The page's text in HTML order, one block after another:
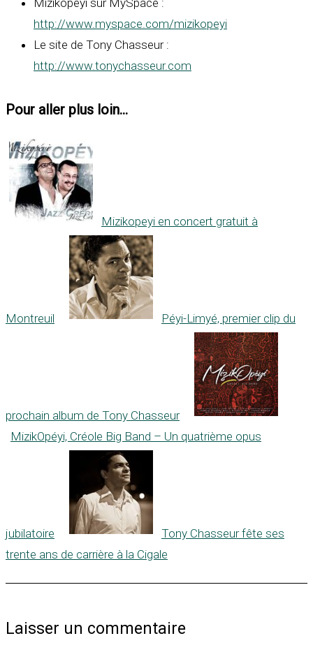
Mizikopeyi sur MySpace :
http://www.myspace.com/mizikopeyi
Le site de Tony Chasseur :
http://www.tonychasseur.com
Pour aller plus loin...
Mizikopeyi en concert gratuit à
Montreuil Péyi-Limyé, premier clip du
prochain album de Tony Chasseur
MizikOpéyi, Créole Big Band – Un quatrième opus
jubilatoire
Tony Chasseur fête ses
trente ans de carrière à la Cigale
Laisser un commentaire